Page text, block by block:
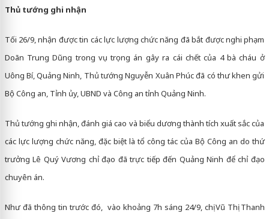
Thủ tướng ghi nhận
Tối 26/9, nhận được tin các lực lượng chức năng đã bắt được nghi phạm
Doãn Trung Dũng trong vụ trọng án gây ra cái chết của 4 bà cháu ở
Uông Bí, Quảng Ninh, Thủ tướng Nguyễn Xuân Phúc đã có thư khen gửi
Bộ Công an, Tỉnh ủy, UBND và Công an tỉnh Quảng Ninh.
Thủ tướng ghi nhận, đánh giá cao và biểu dương thành tích xuất sắc của
các lực lượng chức năng, đặc biệt là tổ công tác của Bộ Công an do thứ
trưởng Lê Quý Vương chỉ đạo đã trực tiếp đến Quảng Ninh để chỉ đạo
chuyên án.
Như đã thông tin trước đó, vào khoảng 7h sáng 24/9, chị Vũ Thị Thanh